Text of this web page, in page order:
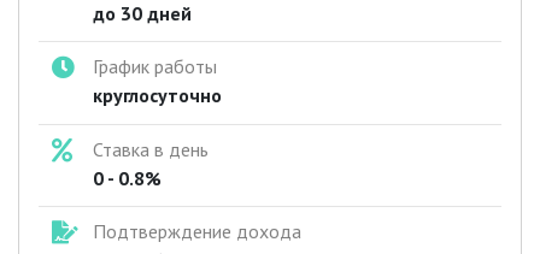
до 30 дней
График работы
круглосуточно
Ставка в день
0 - 0.8%
Подтверждение дохода